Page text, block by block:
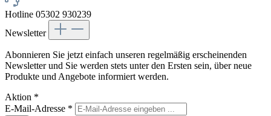
Hotline 05302 930239
Newsletter
Abonnieren Sie jetzt einfach unseren regelmäßig erscheinenden
Newsletter und Sie werden stets unter den Ersten sein, über neue
Produkte und Angebote informiert werden.
Aktion *
E-Mail-Adresse *